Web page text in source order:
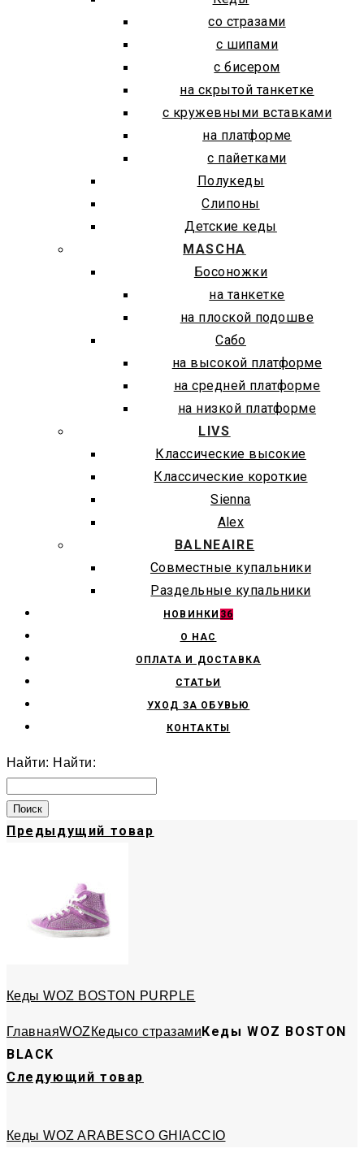
со стразами
с шипами
с бисером
на скрытой танкетке
с кружевными вставками
на платформе
с пайетками
Полукеды
Слипоны
Детские кеды
MASCHA
Босоножки
на танкетке
на плоской подошве
Сабо
на высокой платформе
на средней платформе
на низкой платформе
LIVS
Классические высокие
Классические короткие
Sienna
Alex
BALNEAIRE
Совместные купальники
Раздельные купальники
НОВИНКИ 36
О НАС
ОПЛАТА И ДОСТАВКА
СТАТЬИ
УХОД ЗА ОБУВЬЮ
КОНТАКТЫ
Найти: Найти:
Предыдущий товар
Кеды WOZ BOSTON PURPLE
ГлавнаяWOZ Кедысо стразами Кеды WOZ BOSTON
BLACK
Следующий товар
Кеды WOZ ARABESCO GHIACCIO